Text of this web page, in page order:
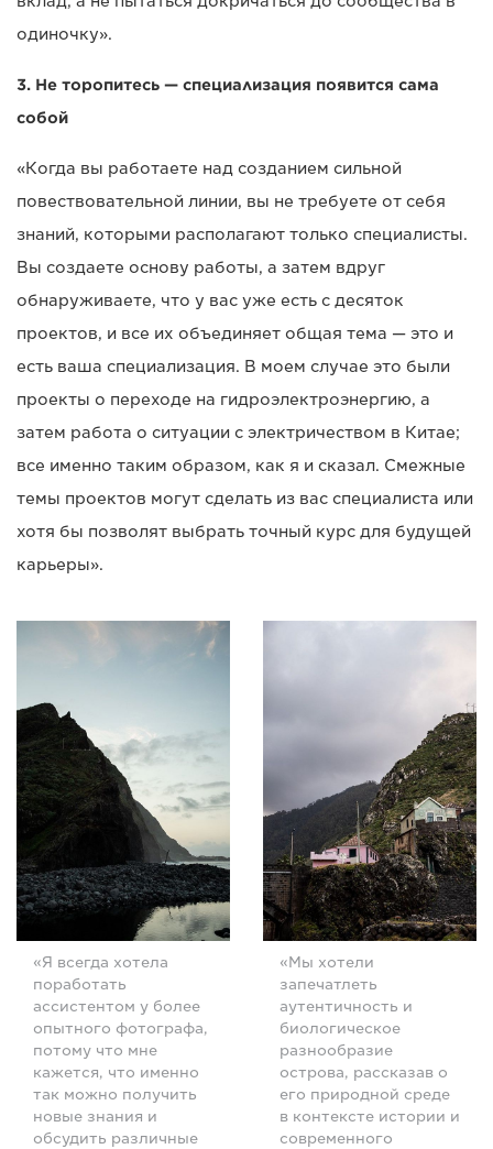
одиночку».
3. Не торопитесь — специализация появится сама
собой
«Когда вы работаете над созданием сильной
повествовательной линии, вы не требуете от себя
знаний, которыми располагают только специалисты.
Вы создаете основу работы, а затем вдруг
обнаруживаете, что у вас уже есть с десяток
проектов, и все их объединяет общая тема — это и
есть ваша специализация. В моем случае это были
проекты о переходе на гидроэлектроэнергию, а
затем работа о ситуации с электричеством в Китае;
все именно таким образом, как я и сказал. Смежные
темы проектов могут сделать из вас специалиста или
хотя бы позволят выбрать точный курс для будущей
карьеры».
«Я всегда хотела
поработать
ассистентом у более
опытного фотографа,
потому что мне
кажется, что именно
так можно получить
новые знания и
обсудить различные
«Мы хотели
запечатлеть
аутентичность и
биологическое
разнообразие
острова, рассказав о
его природной среде
в контексте истории и
современного